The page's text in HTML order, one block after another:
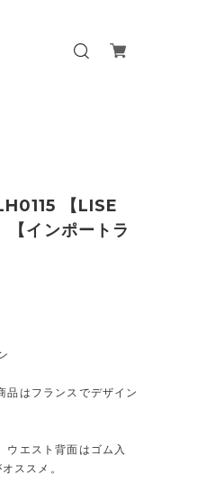
【LISE
インポートラ
はフランスでデザイン
ウエスト背面はゴム入
ススメ。